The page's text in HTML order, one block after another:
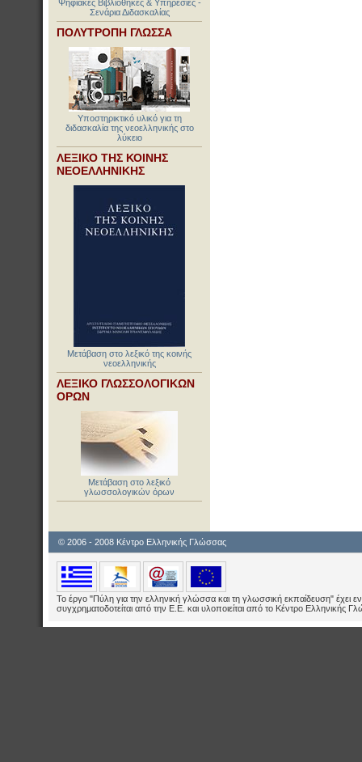
Ψηφιακές Βιβλιοθήκες & Υπηρεσίες -
Σενάρια Διδασκαλίας
ΠΟΛΥΤΡΟΠΗ ΓΛΩΣΣΑ
Υποστηρικτικό υλικό για τη
διδασκαλία της νεοελληνικής στο
λύκειο
ΛΕΞΙΚΟ ΤΗΣ ΚΟΙΝΗΣ
ΝΕΟΕΛΛΗΝΙΚΗΣ
Μετάβαση στο λεξικό της κοινής
νεοελληνικής
ΛΕΞΙΚΟ ΓΛΩΣΣΟΛΟΓΙΚΩΝ
ΟΡΩΝ
Μετάβαση στο λεξικό
γλωσσολογικών όρων
© 2006 - 2008 Κέντρο Ελληνικής Γλώσσας
Το έργο "Πύλη για την ελληνική γλώσσα και τη γλωσσική εκπαίδευση" έχει
συγχρηματοδοτείται από την Ε.E. και υλοποιείται από το Κέντρο Ελληνικής